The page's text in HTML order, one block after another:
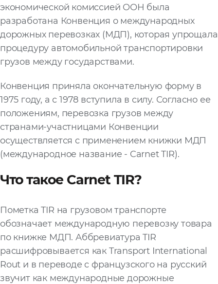
экономической комиссией ООН была
разработана Конвенция о международных
дорожных перевозках (МДП), которая упрощала
процедуру автомобильной транспортировки
грузов между государствами.
Конвенция приняла окончательную форму в
1975 году, а с 1978 вступила в силу. Согласно ее
положениям, перевозка грузов между
странами-участницами Конвенции
осуществляется с применением книжки МДП
(международное название - Carnet TIR).
Что такое Carnet TIR?
Пометка TIR на грузовом транспорте
обозначает международную перевозку товара
по книжке МДП. Аббревиатура TIR
расшифровывается как Transport International
Rout и в переводе с французского на русский
звучит как международные дорожные